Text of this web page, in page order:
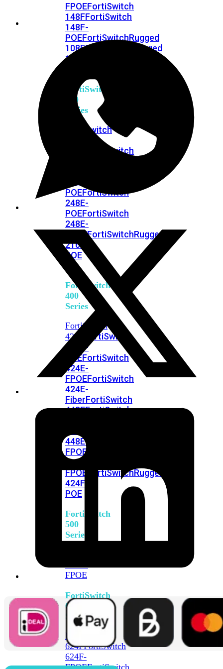
FPOEFortiSwitch
148FFortiSwitch
148F-
POEFortiSwitchRugged
108FFortiSwitchRugged
112F-
FortiSwitch
200
Series
FortiSwitch
FortiSwitch
POEFortiSwitch
248E-
POEFortiSwitch
248E-
FPOEFortiSwitchRugged
216F-
POE
FortiSwitch
400
Series
FortiSwitch
424E
FortiSwitch
424E-
POEFortiSwitch
424E-
FPOEFortiSwitch
424E-
FiberFortiSwitch
448EFortiSwitch
448E-
FPOE
M426E-
FPOE
FortiSwitchRugged
424F-
POE
FortiSwitch
500
Series
FPOE
FortiSwitch
600
Series
FortiSwitch
624FFortiSwitch
624F-
FPOEFortiSwitch